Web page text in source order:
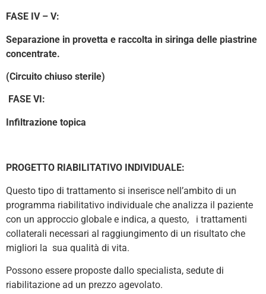
FASE IV – V:
Separazione in provetta e raccolta in siringa delle piastrine
concentrate.
(Circuito chiuso sterile)
FASE VI:
Infiltrazione topica
PROGETTO RIABILITATIVO INDIVIDUALE:
Questo tipo di trattamento si inserisce nell’ambito di un
programma riabilitativo individuale che analizza il paziente
con un approccio globale e indica, a questo, i trattamenti
collaterali necessari al raggiungimento di un risultato che
migliori la sua qualità di vita.
Possono essere proposte dallo specialista, sedute di
riabilitazione ad un prezzo agevolato.